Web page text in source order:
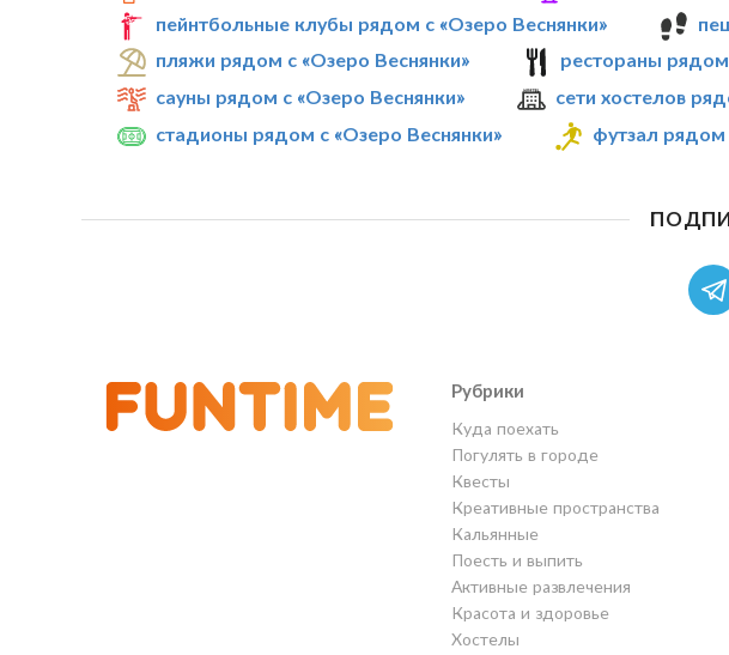
пейнтбольные клубы рядом с «Озеро Веснянки»
пляжи рядом с «Озеро Веснянки»
рестораны
сауны рядом с «Озеро Веснянки»
сети хостелов
стадионы рядом с «Озеро Веснянки»
футзал рядом
Рубрики
Куда поехать
Погулять в городе
Квесты
Креативные пространства
Кальянные
Поесть и выпить
Активные развлечения
Красота и здоровье
Хостелы